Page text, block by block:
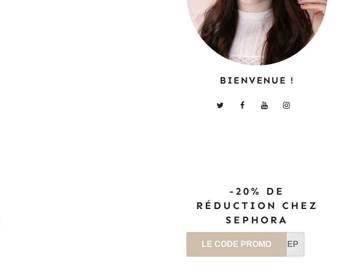
BIENVENUE !
-20% DE
RÉDUCTION CHEZ
SEPHORA
LE CODE PROMO SEP